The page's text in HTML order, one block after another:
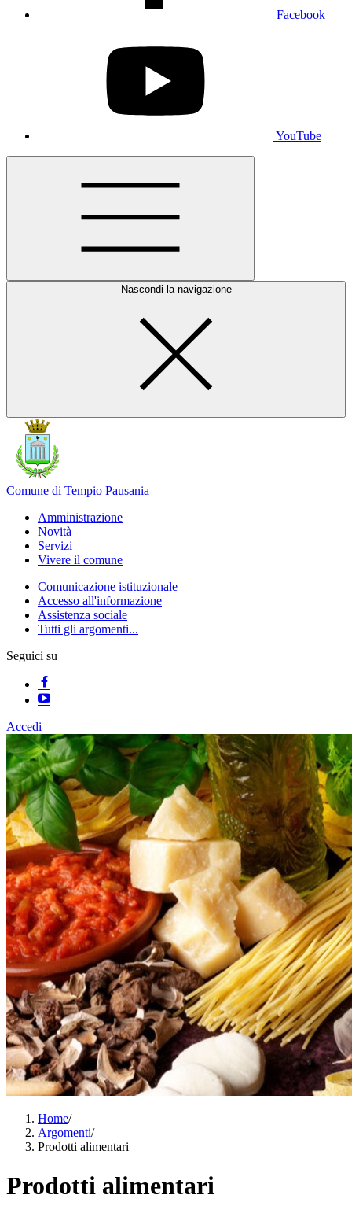
Facebook
YouTube
Nascondi la navigazione
Comune di Tempio Pausania
Amministrazione
Novità
Servizi
Vivere il comune
Comunicazione istituzionale
Accesso all'informazione
Assistenza sociale
Tutti gli argomenti...
Seguici su
Accedi
Home/
Argomenti/
Prodotti alimentari
Prodotti alimentari